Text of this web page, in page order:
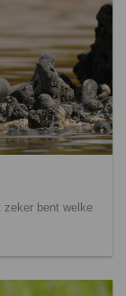
zeker bent welke